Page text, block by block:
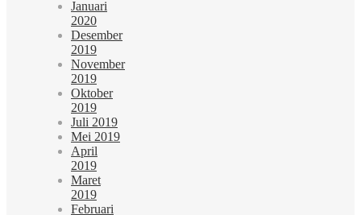
Januari
2020
Desember
2019
November
2019
Oktober
2019
Juli 2019
Mei 2019
April
2019
Maret
2019
Februari